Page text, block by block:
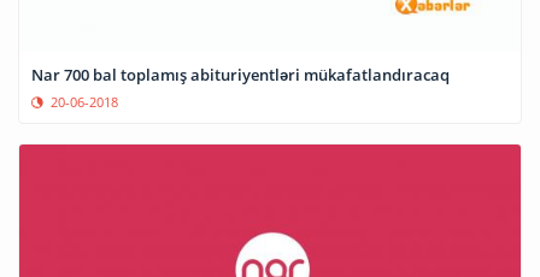
Nar 700 bal toplamış abituriyentləri mükafatlandıracaq
20-06-2018